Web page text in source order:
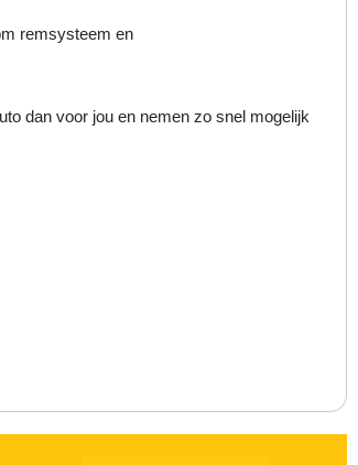
remsysteem en
dan voor jou en nemen zo snel mogelijk